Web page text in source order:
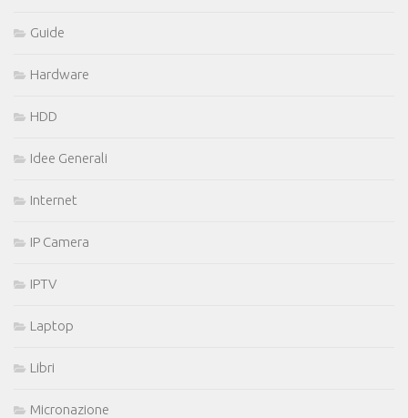
Guide
Hardware
HDD
Idee Generali
Internet
IP Camera
IPTV
Laptop
Libri
Micronazione